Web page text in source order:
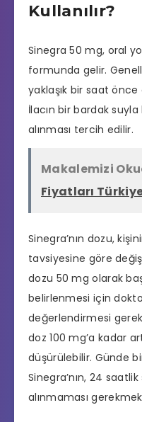
Kullanılır?
Sinegra 50 mg, oral
formunda gelir.
yaklaşık bir saat önce
İlacın bir bardak
alınması tercih edilir.
Makalemizi
Fiyatları
Sinegra’nın dozu,
tavsiyesine göre
dozu 50 mg olarak
belirlenmesi için
değerlendirmesi
doz 100 mg’a kadar
düşürülebilir. Günde
Sinegra’nın, 24
alınmaması